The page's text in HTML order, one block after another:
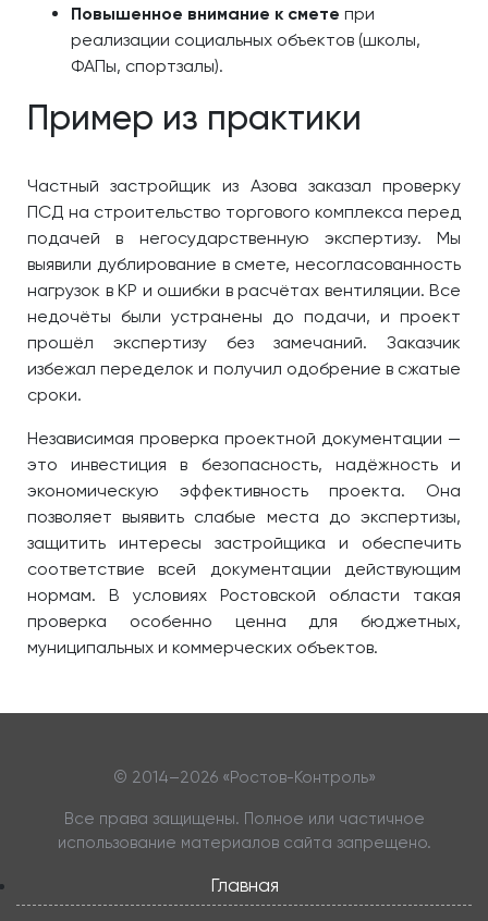
Повышенное внимание к смете при
реализации социальных объектов (школы,
ФАПы, спортзалы).
Пример из практики
Частный застройщик из Азова заказал проверку
ПСД на строительство торгового комплекса перед
подачей в негосударственную экспертизу. Мы
выявили дублирование в смете, несогласованность
нагрузок в КР и ошибки в расчётах вентиляции. Все
недочёты были устранены до подачи, и проект
прошёл экспертизу без замечаний. Заказчик
избежал переделок и получил одобрение в сжатые
сроки.
Независимая проверка проектной документации —
это инвестиция в безопасность, надёжность и
экономическую эффективность проекта. Она
позволяет выявить слабые места до экспертизы,
защитить интересы застройщика и обеспечить
соответствие всей документации действующим
нормам. В условиях Ростовской области такая
проверка особенно ценна для бюджетных,
муниципальных и коммерческих объектов.
© 2014–2026 «Ростов-Контроль»
Все права защищены. Полное или частичное
использование материалов сайта запрещено.
Главная